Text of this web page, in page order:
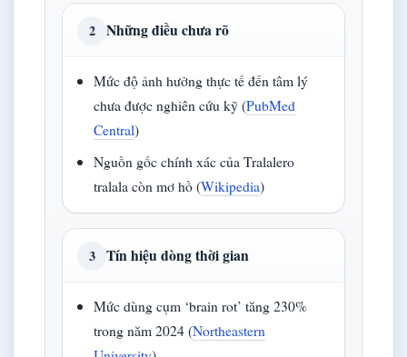
2 Những điều chưa rõ
Mức độ ảnh hưởng thực tế đến tâm lý
chưa được nghiên cứu kỹ (PubMed
Central)
Nguồn gốc chính xác của Tralalero
tralala còn mơ hồ (Wikipedia)
3 Tín hiệu dòng thời gian
Mức dùng cụm ‘brain rot’ tăng 230%
trong năm 2024 (Northeastern